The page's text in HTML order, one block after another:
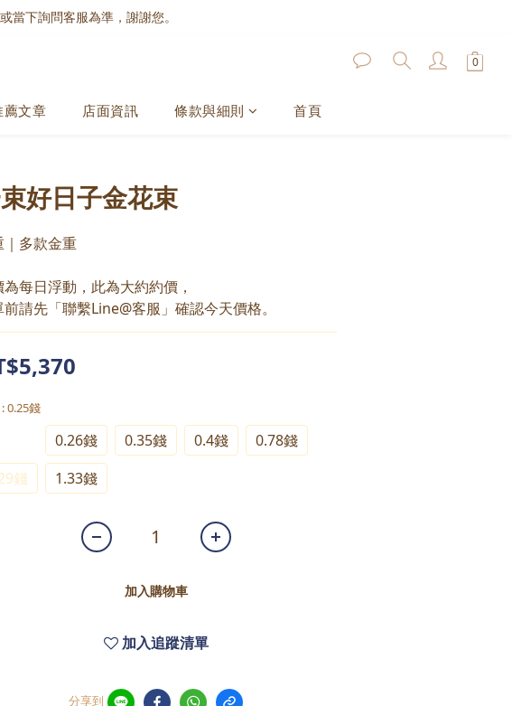
當下詢問客服為準，謝謝您。
薦文章 店面資訊 條款與細則 首頁
好日子金花束
｜多款金重
每日浮動，此為大約約價，
請先「聯繫Line@客服」確認今天價格。
: 0.25錢
0.26錢 0.35錢 0.4錢
0.78錢
錢
1.33錢
加入購物車
加入追蹤清單
分享到